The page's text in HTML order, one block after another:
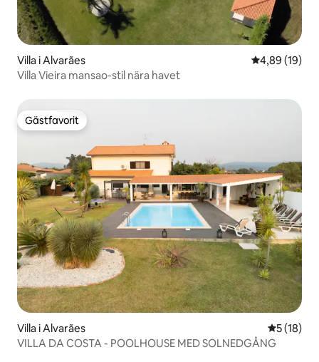
Villa i Alvarães 4,89 av 5 i
4,89 (19)
Villa Vieira mansao-stil nära havet
Gästfavorit
Gästfavorit
Villa i Alvarães 5 av 5 i
5 (18)
VILLA DA COSTA - POOLHOUSE MED SOLNEDGÅNG